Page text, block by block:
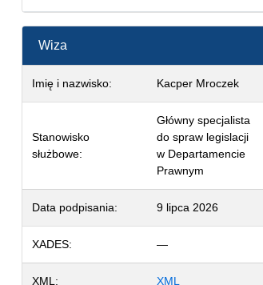
Wiza
Imię i nazwisko: Kacper Mroczek
Stanowisko
służbowe:
Główny specjalista
do spraw legislacji
w Departamencie
Prawnym
Data podpisania: 9 lipca 2026
XADES: —
XML: XML